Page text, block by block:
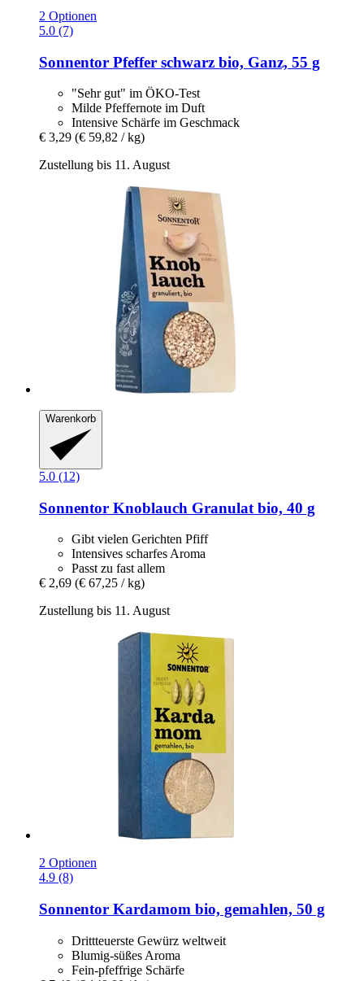
2 Optionen
5.0 (7)
Sonnentor Pfeffer schwarz bio, Ganz, 55 g
"Sehr gut" im ÖKO-Test
Milde Pfeffernote im Duft
Intensive Schärfe im Geschmack
€ 3,29 (€ 59,82 / kg)
Zustellung bis 11. August
Warenkorb
5.0 (12)
Sonnentor Knoblauch Granulat bio, 40 g
Gibt vielen Gerichten Pfiff
Intensives scharfes Aroma
Passt zu fast allem
€ 2,69 (€ 67,25 / kg)
Zustellung bis 11. August
2 Optionen
4.9 (8)
Sonnentor Kardamom bio, gemahlen, 50 g
Drittteuerste Gewürz weltweit
Blumig-süßes Aroma
Fein-pfeffrige Schärfe